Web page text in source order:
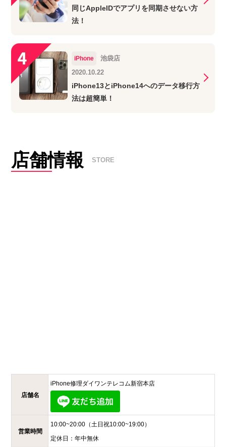
同じAppleIDでアプリを同期させない方
法！
iPhone
池袋店
2020.10.22
iPhone13とiPhone14へのデータ移行方
法は超簡単！
店舗情報 STORE
店舗名
iPhone修理ダイワンテレコム新宿本店
営業時間
10:00~20:00（土日祝10:00~19:00）
定休日： 年中無休